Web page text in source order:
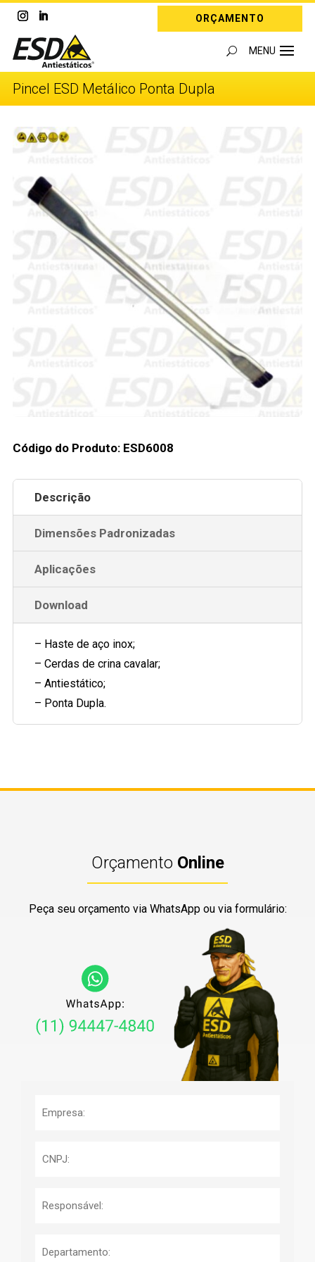
ORÇAMENTO
Pincel ESD Metálico Ponta Dupla
Código do Produto: ESD6008
Descrição
Dimensões Padronizadas
Aplicações
Download
– Haste de aço inox;
– Cerdas de crina cavalar;
– Antiestático;
– Ponta Dupla.
Orçamento Online
Peça seu orçamento via WhatsApp ou via formulário: